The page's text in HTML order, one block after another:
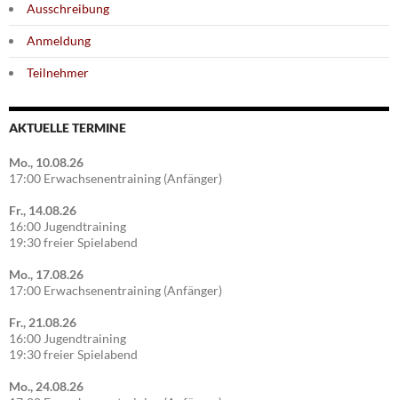
Ausschreibung
Anmeldung
Teilnehmer
AKTUELLE TERMINE
Mo., 10.08.26
17:00 Erwachsenentraining (Anfänger)
Fr., 14.08.26
16:00 Jugendtraining
19:30 freier Spielabend
Mo., 17.08.26
17:00 Erwachsenentraining (Anfänger)
Fr., 21.08.26
16:00 Jugendtraining
19:30 freier Spielabend
Mo., 24.08.26